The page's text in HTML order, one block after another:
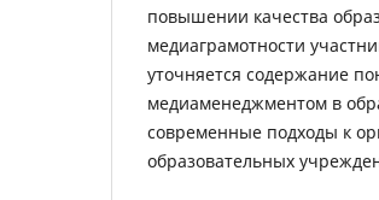
повышении качества
медиаграмотности
уточняется содержание
медиаменеджментом в
современные подходы к
образовательных